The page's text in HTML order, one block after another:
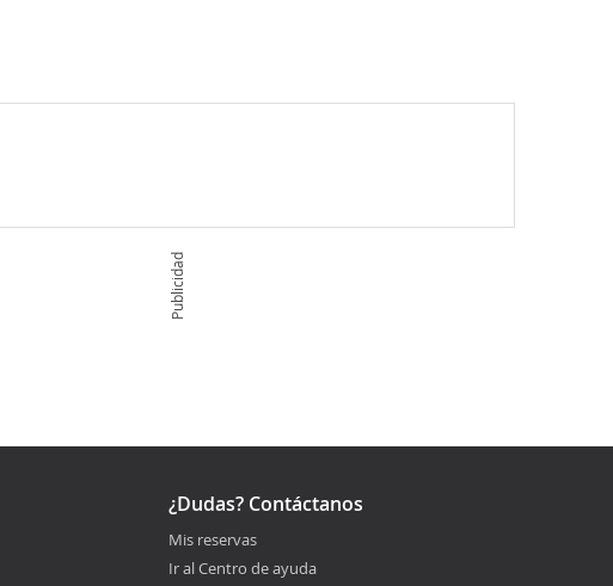
Publicidad
¿Dudas? Contáctanos
Mis reservas
Ir al Centro de ayuda